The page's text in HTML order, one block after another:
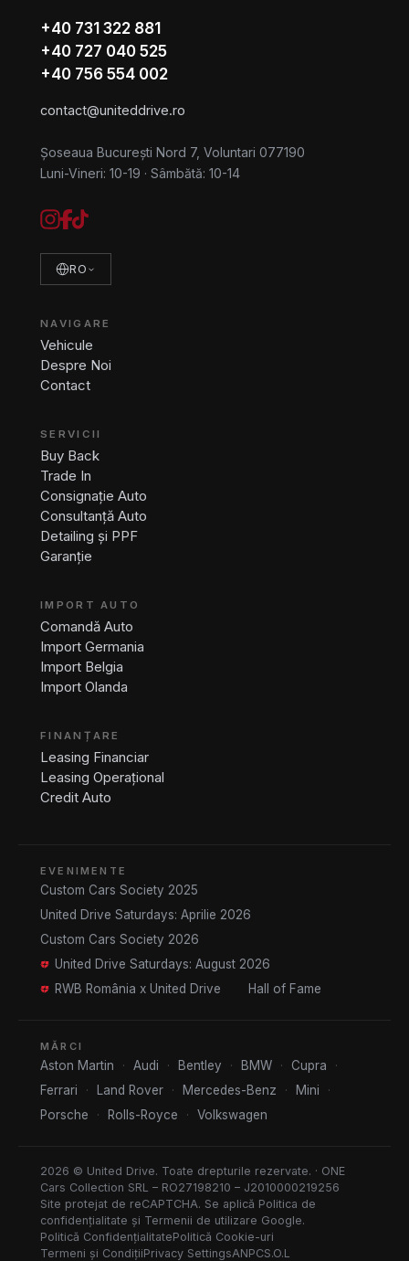
+40 731 322 881
+40 727 040 525
+40 756 554 002
contact@uniteddrive.ro
Șoseaua București Nord 7, Voluntari 077190
Luni-Vineri: 10-19 · Sâmbătă: 10-14
RO
NAVIGARE
Vehicule
Despre Noi
Contact
SERVICII
Buy Back
Trade In
Consignație Auto
Consultanță Auto
Detailing și PPF
Garanție
IMPORT AUTO
Comandă Auto
Import Germania
Import Belgia
Import Olanda
FINANȚARE
Leasing Financiar
Leasing Operațional
Credit Auto
EVENIMENTE
Custom Cars Society 2025
United Drive Saturdays: Aprilie 2026
Custom Cars Society 2026
United Drive Saturdays: August 2026
RWB România x United Drive
Hall of Fame
MĂRCI
Aston Martin · Audi · Bentley · BMW · Cupra
·
Ferrari
· Land Rover · Mercedes-Benz · Mini
·
Porsche
· Rolls-Royce · Volkswagen
2026 © United Drive. Toate drepturile rezervate. · ONE
Cars Collection SRL – RO27198210 – J2010000219256
Site protejat de reCAPTCHA. Se aplică Politica de
confidențialitate și Termenii de utilizare Google.
Politică ConfidențialitatePolitică Cookie-uri
Termeni și CondițiiPrivacy SettingsANPCS.O.L